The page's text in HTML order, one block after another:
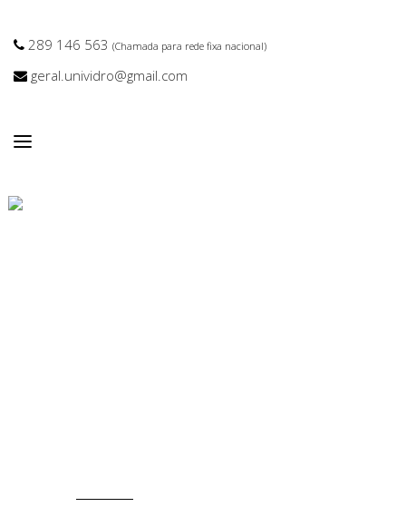
289 146 563 (Chamada para rede fixa nacional)
geral.unividro@gmail.com